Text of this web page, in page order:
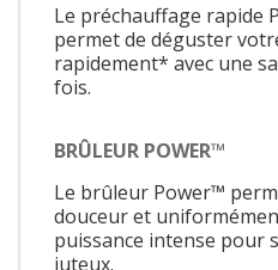
Le préchauffage rapide
permet de déguster
rapidement* avec une
fois.
BRÛLEUR POWER™
Le brûleur Power™
douceur et
puissance intense pour
juteux.